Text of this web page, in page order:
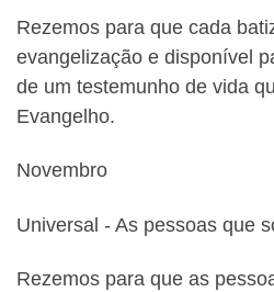
Rezemos para que cada
evangelização e disponível
de um testemunho de vida
Evangelho.
Novembro
Universal ‐ As pessoas que
Rezemos para que as